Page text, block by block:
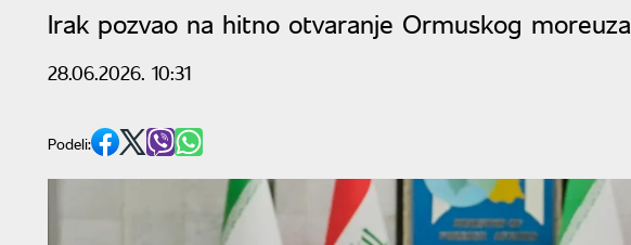
Irak pozvao na hitno otvaranje Ormuskog moreuza
28.06.2026. 10:31
Podeli: